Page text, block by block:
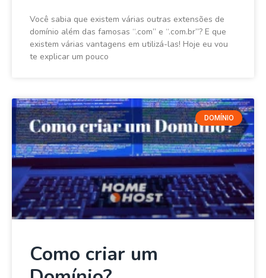
Você sabia que existem várias outras extensões de
domínio além das famosas “.com” e “.com.br”? E que
existem várias vantagens em utilizá-las! Hoje eu vou
te explicar um pouco
DOMÍNIO
Como criar um